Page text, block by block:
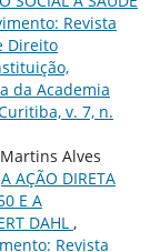
Revista
Direito
da Academia
v. 7, n.
Alves
A AÇÃO DIRETA
E A
DAHL ,
Revista